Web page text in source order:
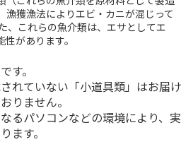
漁獲漁法によりエビ・カニが混じって
、これらの魚介類は、エサとしてエ
があります。
す。
れていない「小道具類」はお届け
りません。
るパソコンなどの環境により、実
ます。